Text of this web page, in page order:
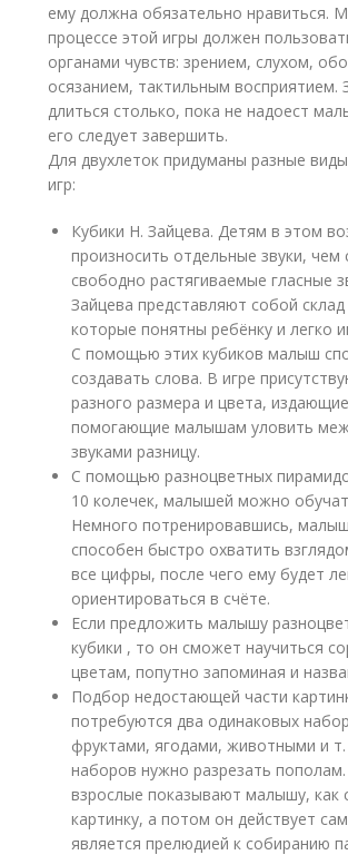
ему должна обязательно нравиться.
процессе этой игры должен
органами чувств: зрением, слухом,
осязанием, тактильным восприятием.
длиться столько, пока не надоест
его следует завершить.
Для двухлеток придуманы разные
игр:
Кубики Н. Зайцева. Детям в этом
произносить отдельные звуки, чем
свободно растягиваемые гласные
Зайцева представляют собой склад
которые понятны ребёнку и легко
С помощью этих кубиков малыш
создавать слова. В игре
разного размера и цвета,
помогающие малышам уловить
звуками разницу.
С помощью разноцветных
10 колечек, малышей можно
Немного потренировавшись,
способен быстро охватить
все цифры, после чего ему будет
ориентироваться в счёте.
Если предложить малышу
кубики , то он сможет научиться
цветам, попутно запоминая и
Подбор недостающей части
потребуются два одинаковых
фруктами, ягодами, животными и т.
наборов нужно разрезать
взрослые показывают малышу, как
картинку, а потом он действует
является прелюдией к собиранию